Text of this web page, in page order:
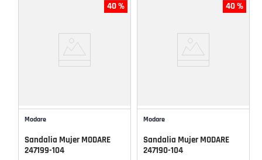
40 %
Modare
Sandalia Mujer MODARE
247199-104
40 %
Modare
Sandalia Mujer MODARE
247190-104